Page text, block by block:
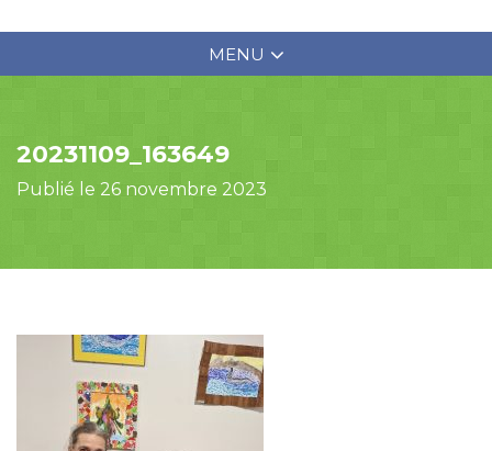
MENU
20231109_163649
Publié le 26 novembre 2023